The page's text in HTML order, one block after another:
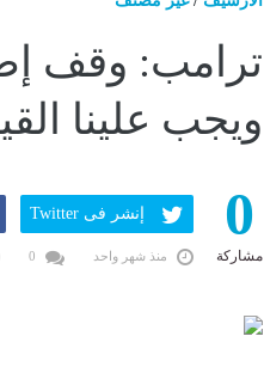
ترامب: وقف
ويجب علينا
0
مشاركة
إنشر فى Twitter
منذ شهر واحد